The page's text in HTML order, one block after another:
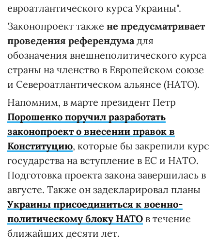
евроатлантического курса Украины".
Законопроект также не предусматривает
проведения референдумадля
обозначения внешнеполитического курса
страны на членство в Европейском союзе
и Североатлантическом альянсе (НАТО).
Напомним, в марте президент Петр
Порошенко поручил разработать
законопроект о внесении правок в
Конституцию, которые бы закрепили курс
государства на вступление в ЕС и НАТО.
Подготовка проекта закона завершилась в
августе. Также он задекларировал планы
Украины присоединиться к военно-
политическому блоку НАТО в течение
ближайших десяти лет.